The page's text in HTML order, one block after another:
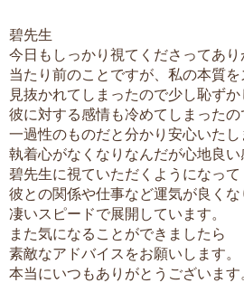
碧先生
今日もしっかり視てくださってあり
当たり前のことですが、私の本質を
見抜かれてしまったので少し恥ず
彼に対する感情も冷めてしまったの
一過性のものだと分かり安心いたし
執着心がなくなりなんだが心地良い
碧先生に視ていただくようになって
彼との関係や仕事など運気が良くな
凄いスピードで展開しています。
また気になることができましたら
素敵なアドバイスをお願いします。
本当にいつもありがとうございます